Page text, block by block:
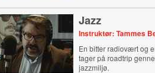
Jazz
Instruktør: Tammes
En bitter radiovært og
tager på roadtrip
jazzmiljø.